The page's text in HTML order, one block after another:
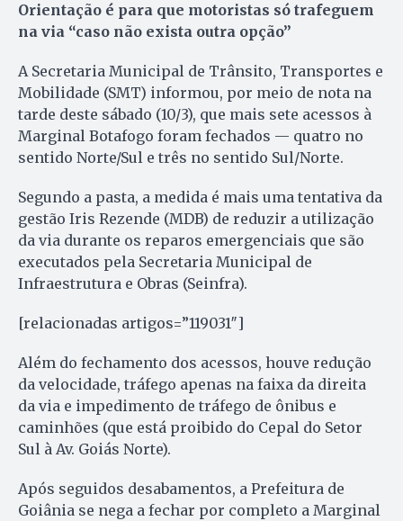
Orientação é para que motoristas só trafeguem
na via “caso não exista outra opção”
A Secretaria Municipal de Trânsito, Transportes e
Mobilidade (SMT) informou, por meio de nota na
tarde deste sábado (10/3), que mais sete acessos à
Marginal Botafogo foram fechados — quatro no
sentido Norte/Sul e três no sentido Sul/Norte.
Segundo a pasta, a medida é mais uma tentativa da
gestão Iris Rezende (MDB) de reduzir a utilização
da via durante os reparos emergenciais que são
executados pela Secretaria Municipal de
Infraestrutura e Obras (Seinfra).
[relacionadas artigos=”119031″]
Além do fechamento dos acessos, houve redução
da velocidade, tráfego apenas na faixa da direita
da via e impedimento de tráfego de ônibus e
caminhões (que está proibido do Cepal do Setor
Sul à Av. Goiás Norte).
Após seguidos desabamentos, a Prefeitura de
Goiânia se nega a fechar por completo a Marginal